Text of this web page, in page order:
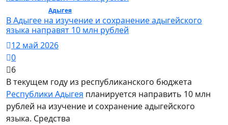
Адыгея/ Общество
В Адыгее на изучение и сохранение адыгейского
языка направят 10 млн рублей
12 май 2026
0
6
В текущем году из республиканского бюджета
Республики Адыгея планируется направить 10 млн
рублей на изучение и сохранение адыгейского
языка. Средства